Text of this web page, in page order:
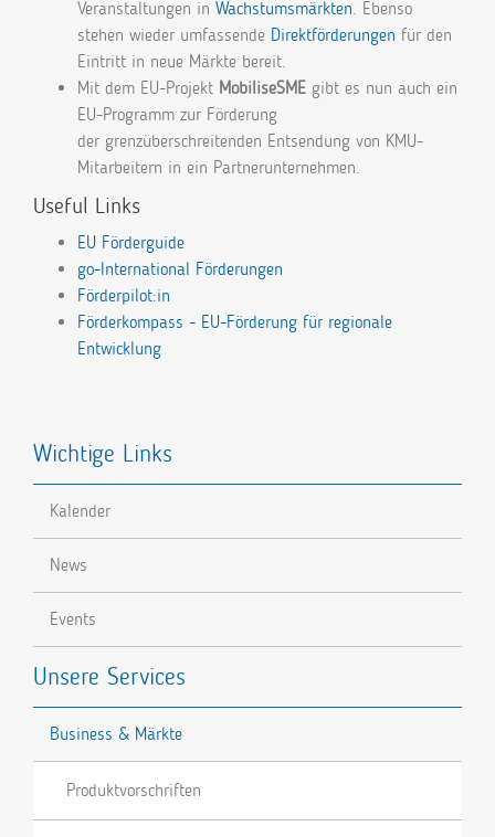
Veranstaltungen in Wachstumsmärkten. Ebenso
stehen wieder umfassende Direktförderungen für den
Eintritt in neue Märkte bereit.
Mit dem EU-Projekt MobiliseSME gibt es nun auch ein
EU-Programm zur Förderung
der grenzüberschreitenden Entsendung von KMU-
Mitarbeitern in ein Partnerunternehmen.
Useful Links
EU Förderguide
go-International Förderungen
Förderpilot:in
Förderkompass - EU-Förderung für regionale
Entwicklung
Wichtige Links
Kalender
News
Events
Unsere Services
Business & Märkte
Produktvorschriften